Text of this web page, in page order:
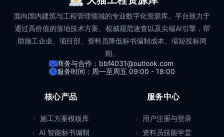
面向国内建筑与工程管理领域的专业数字化资源库。平台致力于
通过高价值的落地技术方案、权威规范速查以及尖端AI引擎，帮
助施工企业、项目部、资料员降低标书编制成本、缩短投标周
期。
商务与合作：bbf4031@outlook.com
服务时间：周一至周五 09:00 - 18:00
核心产品
施工方案模板库
AI 智能标书编制
服务中心
用户注册与登录
资料员技能学堂